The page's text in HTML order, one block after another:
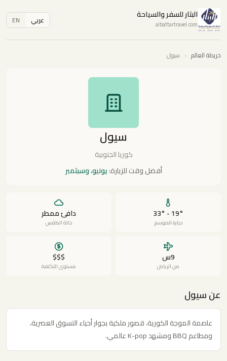
البتار للسفر والسياحة
albattartravel.com عربي EN
خريطة العالم › سيول
سيول
كوريا الجنوبية
أفضل وقت للزيارة:يونيو، وسبتمبر
19° - 33°
حرارة الموسم
دافئ ممطر
حالة الطقس
9س
من الرياض
$$$
مستوى التكلفة
عن سيول
عاصمة الموجة الكورية، قصور ملكية بجوار أحياء التسوق العصرية،
ومطاعم BBQ ومشهد K-pop عالمي.